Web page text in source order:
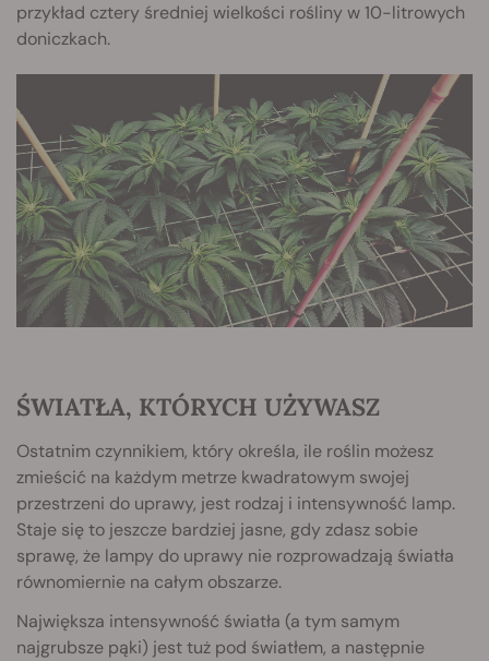
przykład cztery średniej wielkości rośliny w 10-litrowych
doniczkach.
ŚWIATŁA, KTÓRYCH UŻYWASZ
Ostatnim czynnikiem, który określa, ile roślin możesz
zmieścić na każdym metrze kwadratowym swojej
przestrzeni do uprawy, jest rodzaj i intensywność lamp.
Staje się to jeszcze bardziej jasne, gdy zdasz sobie
sprawę, że lampy do uprawy nie rozprowadzają światła
równomiernie na całym obszarze.
Największa intensywność światła (a tym samym
najgrubsze pąki) jest tuż pod światłem, a następnie